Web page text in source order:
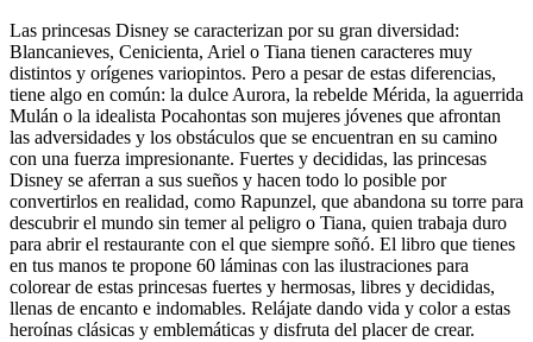
Las princesas Disney se caracterizan por su gran diversidad:
Blancanieves, Cenicienta, Ariel o Tiana tienen caracteres muy
distintos y orígenes variopintos. Pero a pesar de estas diferencias,
tiene algo en común: la dulce Aurora, la rebelde Mérida, la aguerrida
Mulán o la idealista Pocahontas son mujeres jóvenes que afrontan
las adversidades y los obstáculos que se encuentran en su camino
con una fuerza impresionante. Fuertes y decididas, las princesas
Disney se aferran a sus sueños y hacen todo lo posible por
convertirlos en realidad, como Rapunzel, que abandona su torre para
descubrir el mundo sin temer al peligro o Tiana, quien trabaja duro
para abrir el restaurante con el que siempre soñó. El libro que tienes
en tus manos te propone 60 láminas con las ilustraciones para
colorear de estas princesas fuertes y hermosas, libres y decididas,
llenas de encanto e indomables. Relájate dando vida y color a estas
heroínas clásicas y emblemáticas y disfruta del placer de crear.